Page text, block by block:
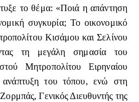
το θέμα: «Ποιά η απάντηση
συγκυρία; Το οικονομικό
Κισάμου και Σελίνου
τη μεγάλη σημασία του
Μητροπολίτου Ειρηναίου
ανάπτυξη του τόπου, ενώ στη
Γενικός Διευθυντής της